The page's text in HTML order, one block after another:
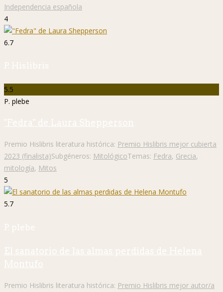
Independencia española
4
6.7
P. Hislibris
5.5
P. plebe
"Fedra" de Laura Shepperson
Premio Hislibris literatura histórica: Premio Hislibris mejor cubierta
2023 (finalista)Subgéneros: MitológicoTemas: Fedra, Grecia,
mitología, Mitos
5
5.7
P. plebe
El sanatorio de las almas perdidas de Helena
Montufo
Premio Hislibris literatura histórica: Premio Hislibris mejor autor/a